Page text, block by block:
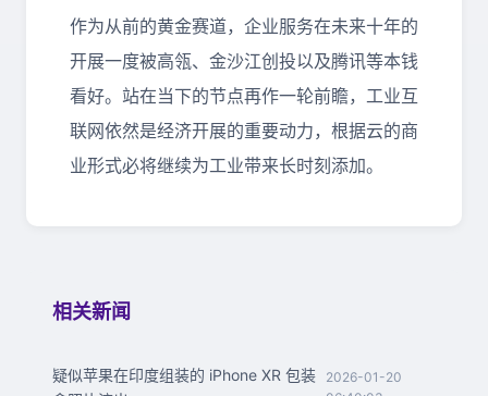
作为从前的黄金赛道，企业服务在未来十年的
开展一度被高瓴、金沙江创投以及腾讯等本钱
看好。站在当下的节点再作一轮前瞻，工业互
联网依然是经济开展的重要动力，根据云的商
业形式必将继续为工业带来长时刻添加。
相关新闻
疑似苹果在印度组装的 iPhone XR 包装
2026-01-20